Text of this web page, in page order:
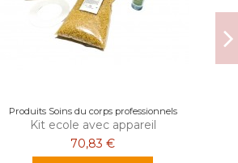
Produits Soins du corps professionnels
Kit ecole avec appareil
70,83 €